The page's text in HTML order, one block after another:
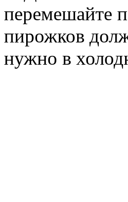
перемешайте
пирожков
нужно в